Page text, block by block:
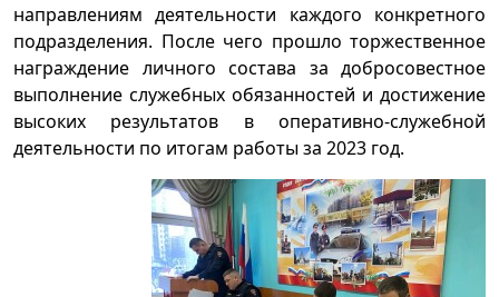
направлениям деятельности каждого конкретного
подразделения. После чего прошло торжественное
награждение личного состава за добросовестное
выполнение служебных обязанностей и достижение
высоких результатов в оперативно-служебной
деятельности по итогам работы за 2023 год.